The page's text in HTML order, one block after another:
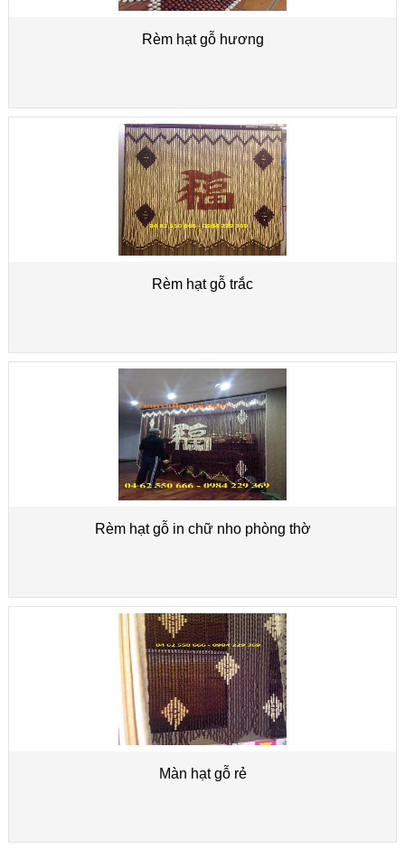
Rèm hạt gỗ hương
Rèm hạt gỗ trắc
Rèm hạt gỗ in chữ nho phòng thờ
Màn hạt gỗ rẻ